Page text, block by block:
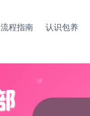
流程指南 认识包养